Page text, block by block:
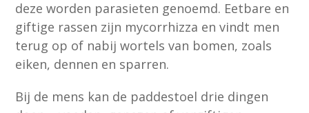
deze worden parasieten genoemd. Eetbare en
giftige rassen zijn mycorrhizza en vindt men
terug op of nabij wortels van bomen, zoals
eiken, dennen en sparren.
Bij de mens kan de paddestoel drie dingen